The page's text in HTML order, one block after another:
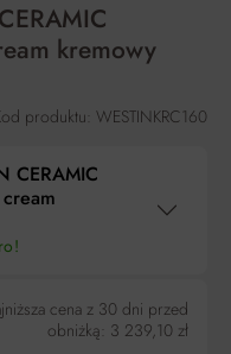
kremowy
produktu: WESTINKRC160
CERAMIC
cena z 30 dni przed
obniżką: 3 239,10 zł